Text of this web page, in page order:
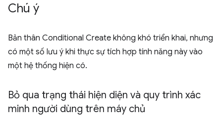
Chú ý
Bản thân Conditional Create không khó triển khai, nhưng
có một số lưu ý khi thực sự tích hợp tính năng này vào
một hệ thống hiện có.
Bỏ qua trạng thái hiện diện và quy trình xác
minh người dùng trên máy chủ